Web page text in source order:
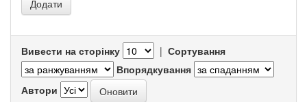
Вивести на сторінку | Сортування
Впорядкування
Автори